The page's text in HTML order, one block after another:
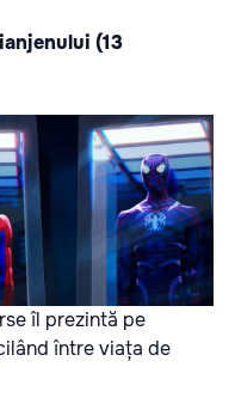
(13
îl prezintă pe
între viața de